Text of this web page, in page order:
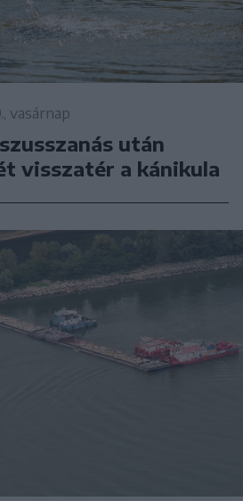
vasárnap
után
visszatér a kánikula